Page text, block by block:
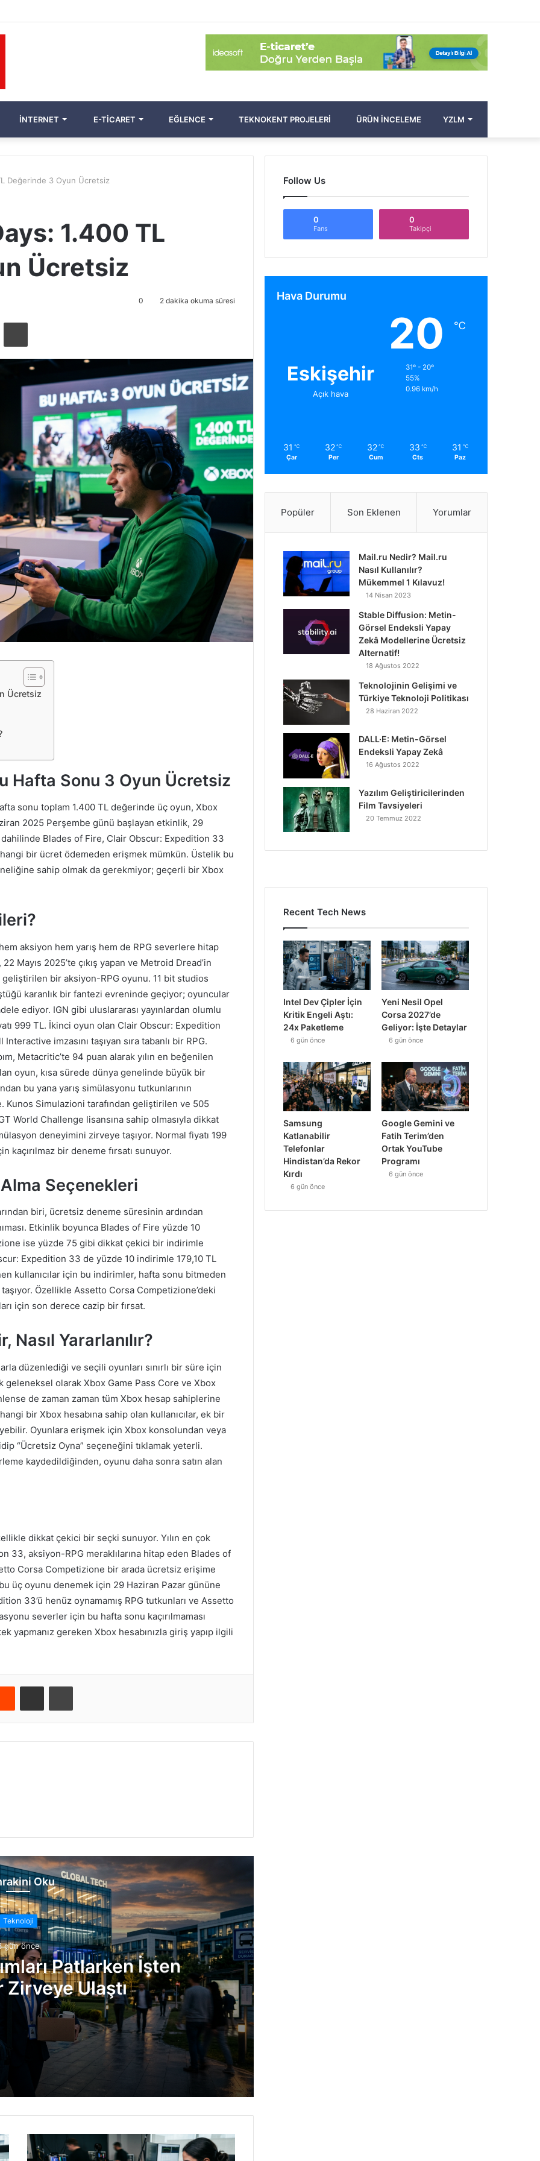
yap
...
Bölmesi
Makale
Ol
İNTERNET E-TICARET EĞLENCE TEKNOKENT PROJELERI ÜRÜN İNCELEME YZLM
Değerinde 3 Oyun Ücretsiz
1.400 TL
Ücretsiz
0 2 dakika okuma süresi
Ücretsiz
Hafta Sonu 3 Oyun Ücretsiz
sonu toplam 1.400 TL değerinde üç oyun, Xbox
2025 Perşembe günü başlayan etkinlik, 29
Blades of Fire, Clair Obscur: Expedition 33
bir ücret ödemeden erişmek mümkün. Üstelik bu
sahip olmak da gerekmiyor; geçerli bir Xbox
aksiyon hem yarış hem de RPG severlere hitap
Mayıs 2025’te çıkış yapan ve Metroid Dread’in
bir aksiyon-RPG oyunu. 11 bit studios
karanlık bir fantezi evreninde geçiyor; oyuncular
ediyor. IGN gibi uluslararası yayınlardan olumlu
999 TL. İkinci oyun olan Clair Obscur: Expedition
imzasını taşıyan sıra tabanlı bir RPG.
Metacritic’te 94 puan alarak yılın en beğenilen
oyun, kısa sürede dünya genelinde büyük bir
bu yana yarış simülasyonu tutkunlarının
Simulazioni tarafından geliştirilen ve 505
World Challenge lisansına sahip olmasıyla dikkat
deneyimini zirveye taşıyor. Normal fiyatı 199
kaçırılmaz bir deneme fırsatı sunuyor.
Alma Seçenekleri
biri, ücretsiz deneme süresinin ardından
Etkinlik boyunca Blades of Fire yüzde 10
ise yüzde 75 gibi dikkat çekici bir indirimle
Expedition 33 de yüzde 10 indirimle 179,10 TL
kullanıcılar için bu indirimler, hafta sonu bitmeden
Özellikle Assetto Corsa Competizione’deki
için son derece cazip bir fırsat.
Nasıl Yararlanılır?
düzenlediği ve seçili oyunları sınırlı bir süre için
olarak Xbox Game Pass Core ve Xbox
de zaman zaman tüm Xbox hesap sahiplerine
bir Xbox hesabına sahip olan kullanıcılar, ek bir
Oyunlara erişmek için Xbox konsolundan veya
“Ücretsiz Oyna” seçeneğini tıklamak yeterli.
kaydedildiğinden, oyunu daha sonra satın alan
dikkat çekici bir seçki sunuyor. Yılın en çok
33, aksiyon-RPG meraklılarına hitap eden Blades of
Corsa Competizione bir arada ücretsiz erişime
üç oyunu denemek için 29 Haziran Pazar gününe
33’ü henüz oynamamış RPG tutkunları ve Assetto
severler için bu hafta sonu kaçırılmaması
yapmanız gereken Xbox hesabınızla giriş yapıp ilgili
Oku
Teknoloji
gün önce
Patlarken İşten
Zirveye Ulaştı
Zirveye Ulaştı
Paketleme
Follow Us
0
Fans
0
Takipçi
Hava Durumu
Eskişehir
Açık hava
20 ℃
31º - 20º
55%
0.96 km/h
31 ℃
Çar
32 ℃
Per
32 ℃
Cum
33 ℃
Cts
31 ℃
Paz
Popüler Son Eklenen Yorumlar
Mail.ru Nedir? Mail.ru
Nasıl Kullanılır?
Mükemmel 1 Kılavuz!
14 Nisan 2023
Stable Diffusion: Metin-
Görsel Endeksli Yapay
Zekâ Modellerine Ücretsiz
Alternatif!
18 Ağustos 2022
Teknolojinin Gelişimi ve
Türkiye Teknoloji Politikası
28 Haziran 2022
DALL·E: Metin-Görsel
Endeksli Yapay Zekâ
16 Ağustos 2022
Yazılım Geliştiricilerinden
Film Tavsiyeleri
20 Temmuz 2022
Recent Tech News
Intel Dev Çipler İçin
Kritik Engeli Aştı:
24x Paketleme
6 gün önce
Yeni Nesil Opel
Corsa 2027’de
Geliyor: İşte Detaylar
6 gün önce
Samsung
Katlanabilir
Telefonlar
Hindistan’da Rekor
Kırdı
6 gün önce
Google Gemini ve
Fatih Terim’den
Ortak YouTube
Programı
6 gün önce